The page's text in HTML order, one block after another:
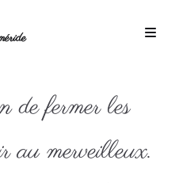
de fermer les
au merveilleux.